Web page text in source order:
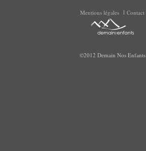
Mentions légales Contact
©2012 Demain Nos Enfants